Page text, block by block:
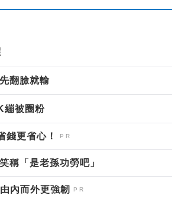
翻臉就輸
繃被圈粉
錢更省心！
稱「是老孫功勞吧」
內而外更強韌